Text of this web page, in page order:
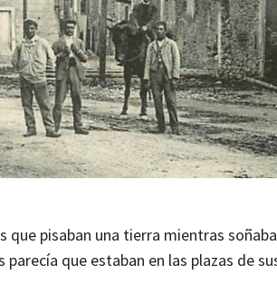
que pisaban una tierra mientras
que estaban en las plazas de